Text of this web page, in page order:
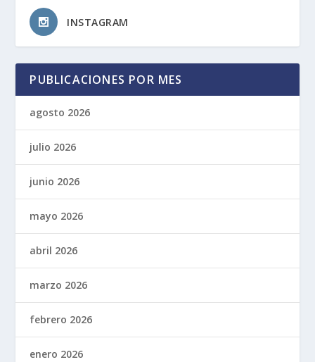
INSTAGRAM
PUBLICACIONES POR MES
agosto 2026
julio 2026
junio 2026
mayo 2026
abril 2026
marzo 2026
febrero 2026
enero 2026